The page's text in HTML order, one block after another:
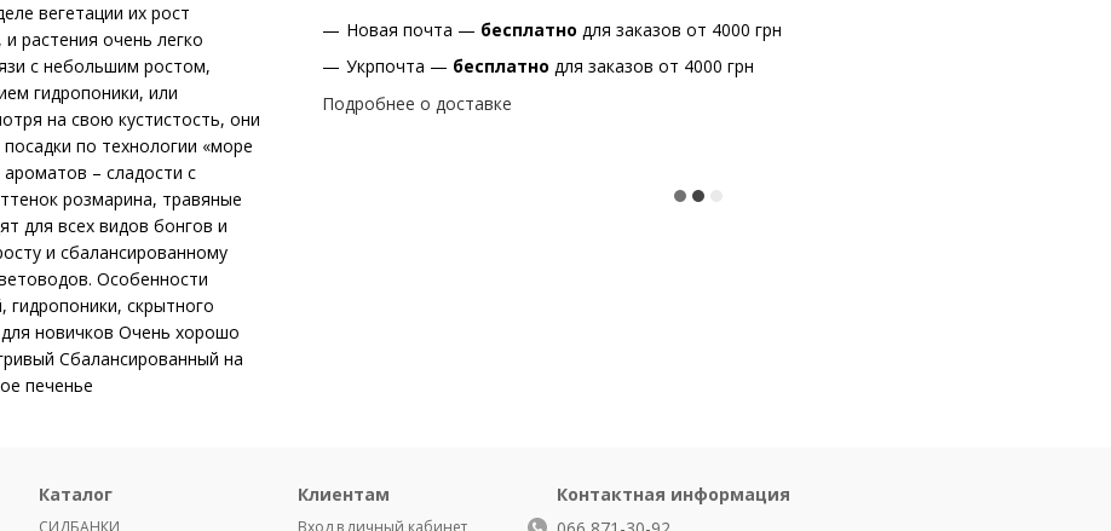
вегетации их рост
растения очень легко
с небольшим ростом,
гидропоники, или
на свою кустистость, они
по технологии «море
– сладости с
розмарина, травяные
для всех видов бонгов и
и сбалансированному
Особенности
скрытного
новичков Очень хорошо
Сбалансированный на
печенье
Новая почта — бесплатно для заказов от 4000 грн
Укрпочта — бесплатно для заказов от 4000 грн
Подробнее о доставке
Каталог
СИДБАНКИ
Клиентам
Вход в личный кабинет
Контактная информация